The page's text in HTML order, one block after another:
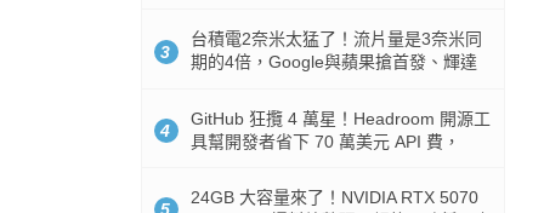
3
台積電2奈米太猛了！流片量是3奈米同
期的4倍，Google與蘋果搶首發、輝達
4
GitHub 狂攬 4 萬星！Headroom 開源工
具幫開發者省下 70 萬美元 API 費，
24GB 大容量來了！NVIDIA RTX 5070